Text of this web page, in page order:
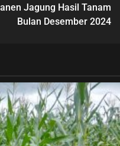
Jagung Hasil Tanam
Bulan Desember 2024